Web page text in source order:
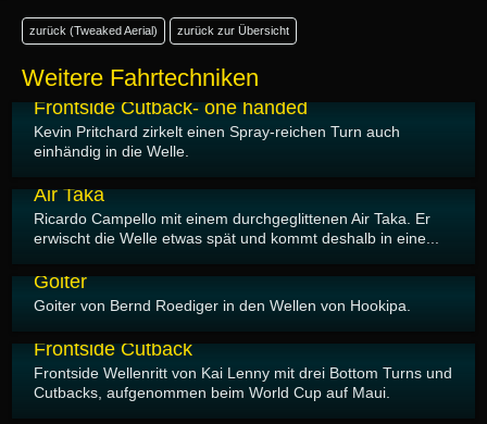
Weitere Fahrtechniken
zurück (Tweaked Aerial) zurück zur Übersicht
19.12.2016
Frontside Cutback- one handed
Kevin Pritchard zirkelt einen Spray-reichen Turn auch
einhändig in die Welle.
Air Taka
Ricardo Campello mit einem durchgeglittenen Air Taka. Er
erwischt die Welle etwas spät und kommt deshalb in eine...
Goiter
Goiter von Bernd Roediger in den Wellen von Hookipa.
Frontside Cutback
Frontside Wellenritt von Kai Lenny mit drei Bottom Turns und
Cutbacks, aufgenommen beim World Cup auf Maui.